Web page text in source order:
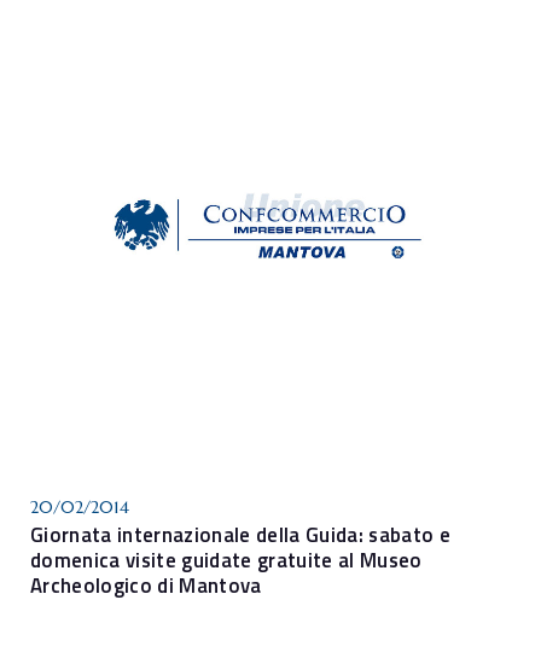
20/02/2014
Giornata internazionale della Guida: sabato e
domenica visite guidate gratuite al Museo
Archeologico di Mantova